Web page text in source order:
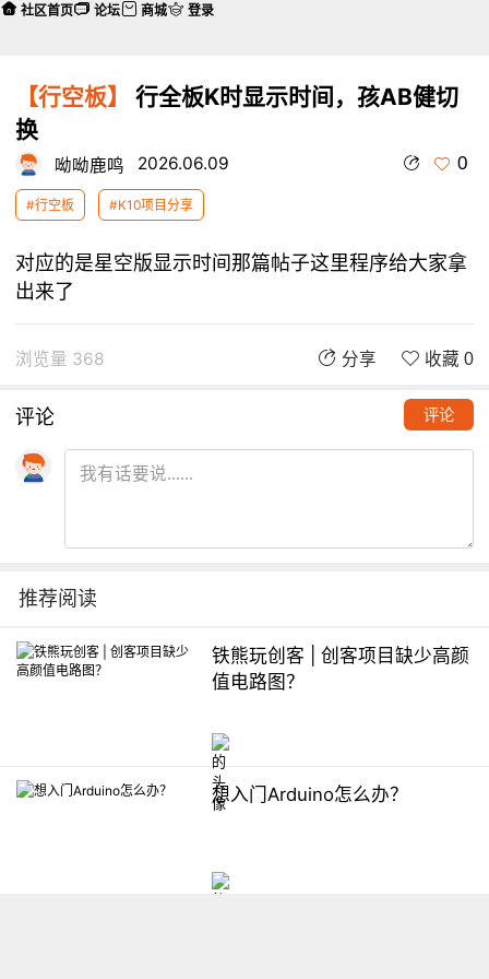
【行空板】
行全板K时显示时间，孩AB健切
换
呦呦鹿鸣 2026.06.09 0
#行空板 #K10项目分享
对应的是星空版显示时间那篇帖子这里程序给大家拿
出来了
浏览量 368 分享 收藏 0
评论 评论
推荐阅读
铁熊玩创客 | 创客项目缺少高颜
值电路图？
想入门Arduino怎么办？
社区首页 论坛 商城 登录